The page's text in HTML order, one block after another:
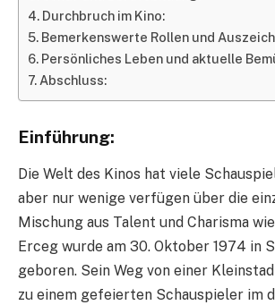
Durchbruch im Kino:
Bemerkenswerte Rollen und
Persönliches Leben und aktuelle
Abschluss:
Einführung:
Die Welt des Kinos hat viele
aber nur wenige verfügen über die
Mischung aus Talent und Charisma
Erceg wurde am 30. Oktober 1974 in
geboren. Sein Weg von einer
zu einem gefeierten Schauspieler im